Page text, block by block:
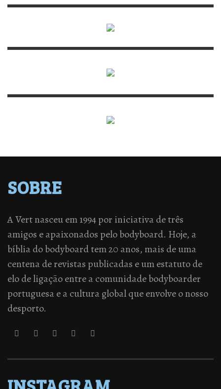
SOBRE
A Vert nasceu em 1994 por iniciativa de três
amigos e apaixonados pelo bodyboard. Hoje, a
bíblia do bodyboard tem 20 anos, mais de uma
centena de revistas publicadas e um estatuto de
elo de ligação entre a comunidade bodyboarder
portuguesa e a cultura global que envolve o nosso
desporto.